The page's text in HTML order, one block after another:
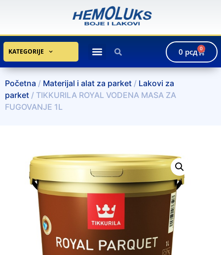
KATEGORIJE 0 рсд 0
Početna / Materijal i alat za parket / Lakovi za
parket / TIKKURILA ROYAL VODENA MASA ZA
FUGOVANJE 1L